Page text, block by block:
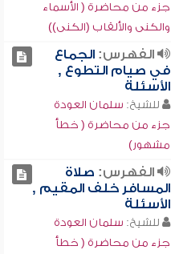
جزء من محاضرة ( الأسماء
والكنى والألقاب (الكنى))
الفهرس:الجماع
في صيام التطوع ,
الأسئلة
للشيخ: سلمان العودة
جزء من محاضرة ( خطأ
مشهور)
الفهرس: صلاة
المسافر خلف المقيم ,
الأسئلة
للشيخ: سلمان العودة
جزء من محاضرة ( خطأ